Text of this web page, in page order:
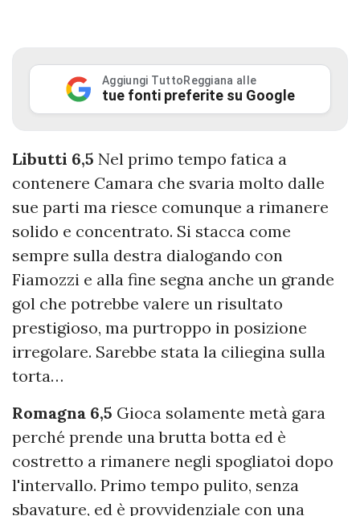
Aggiungi TuttoReggiana alle
tue fonti preferite su Google
Libutti 6,5 Nel primo tempo fatica a
contenere Camara che svaria molto dalle
sue parti ma riesce comunque a rimanere
solido e concentrato. Si stacca come
sempre sulla destra dialogando con
Fiamozzi e alla fine segna anche un grande
gol che potrebbe valere un risultato
prestigioso, ma purtroppo in posizione
irregolare. Sarebbe stata la ciliegina sulla
torta…
Romagna 6,5 Gioca solamente metà gara
perché prende una brutta botta ed è
costretto a rimanere negli spogliatoi dopo
l'intervallo. Primo tempo pulito, senza
sbavature, ed è provvidenziale con una